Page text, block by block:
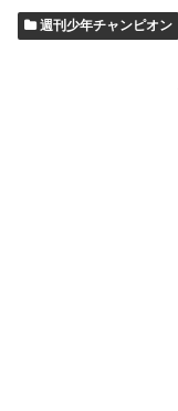
週刊少年チャンピオン